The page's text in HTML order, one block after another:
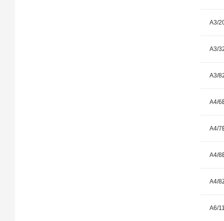
A3/
A3/
A3/
A4/
A4/
A4/
A4/
A6/